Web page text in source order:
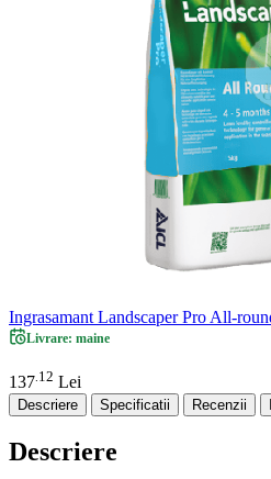
Ingrasamant Landscaper Pro All-
Livrare: maine
137 12 Lei
Descriere Specificatii Recenzii
Descriere